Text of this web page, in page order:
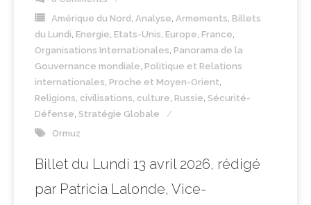
Amérique du Nord , Analyse, Armements, Billets
du Lundi, Energie, Etats-Unis, Europe, France,
Organisations Internationales, Panorama de la
Gouvernance mondiale, Politique et Relations
internationales, Proche et Moyen-Orient,
Religions, civilisations, culture, Russie, Sécurité-
Défense, Stratégie Globale
Ormuz
Billet du Lundi 13 avril 2026, rédigé
par Patricia Lalonde, Vice-